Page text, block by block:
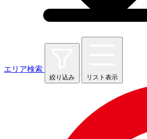
エリア検索
絞り込み リスト表示